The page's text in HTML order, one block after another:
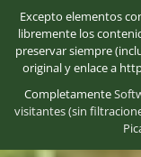
Excepto elementos
libremente los
preservar siempre
original y enlace a
Completamente
visitantes (sin